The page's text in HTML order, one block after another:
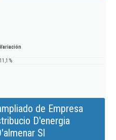
Variación
11,1 %
de Empresa
D'energia
Sl